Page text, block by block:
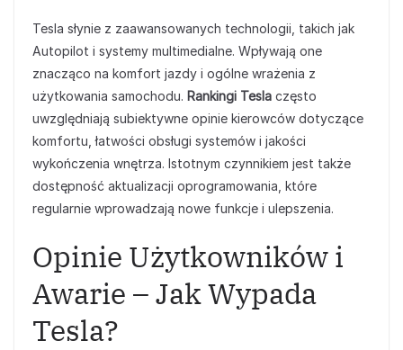
Tesla słynie z zaawansowanych technologii, takich jak
Autopilot i systemy multimedialne. Wpływają one
znacząco na komfort jazdy i ogólne wrażenia z
użytkowania samochodu. Rankingi Tesla często
uwzględniają subiektywne opinie kierowców dotyczące
komfortu, łatwości obsługi systemów i jakości
wykończenia wnętrza. Istotnym czynnikiem jest także
dostępność aktualizacji oprogramowania, które
regularnie wprowadzają nowe funkcje i ulepszenia.
Opinie Użytkowników i
Awarie – Jak Wypada
Tesla?